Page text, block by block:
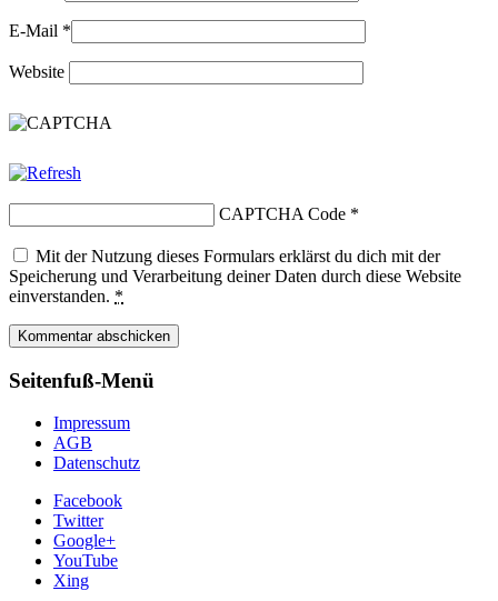
E-Mail *
Website
CAPTCHA Code *
Mit der Nutzung dieses Formulars erklärst du dich mit der
Speicherung und Verarbeitung deiner Daten durch diese Website
einverstanden. *
Seitenfuß-Menü
Impressum
AGB
Datenschutz
Facebook
Twitter
Google+
YouTube
Xing